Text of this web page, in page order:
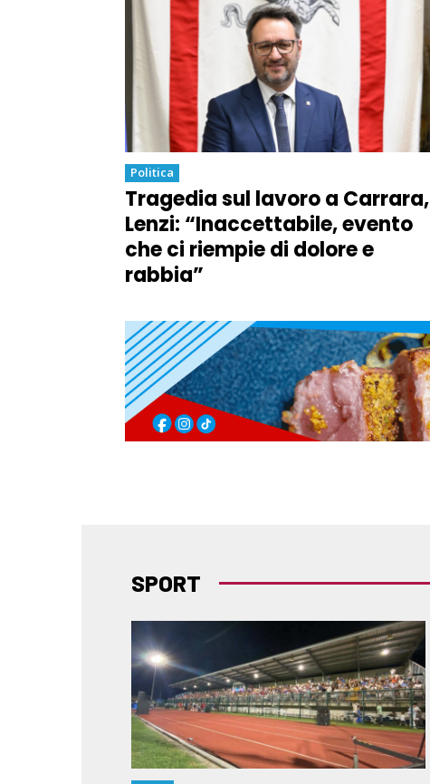
Politica
Tragedia sul lavoro a Carrara,
Lenzi: “Inaccettabile, evento
che ci riempie di dolore e
rabbia”
SPORT